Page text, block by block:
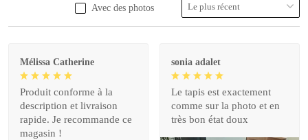
Avec des photos
Mélissa Catherine
Produit conforme à la
description et livraison
rapide. Je recommande ce
magasin !
sonia adalet
Le tapis est exactement
comme sur la photo et en
très bon état doux